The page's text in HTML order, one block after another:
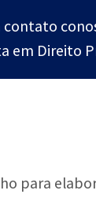
contato
em Direito
para